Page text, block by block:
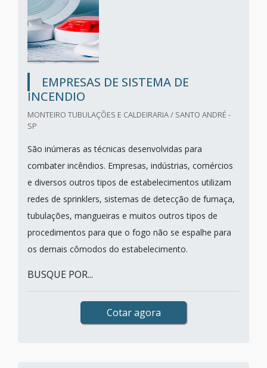
EMPRESAS DE SISTEMA DE
INCENDIO
MONTEIRO TUBULAÇÕES E CALDEIRARIA / SANTO ANDRÉ -
SP
São inúmeras as técnicas desenvolvidas para
combater incêndios. Empresas, indústrias, comércios
e diversos outros tipos de estabelecimentos utilizam
redes de sprinklers, sistemas de detecção de fumaça,
tubulações, mangueiras e muitos outros tipos de
procedimentos para que o fogo não se espalhe para
os demais cômodos do estabelecimento.
BUSQUE POR...
Cotar agora